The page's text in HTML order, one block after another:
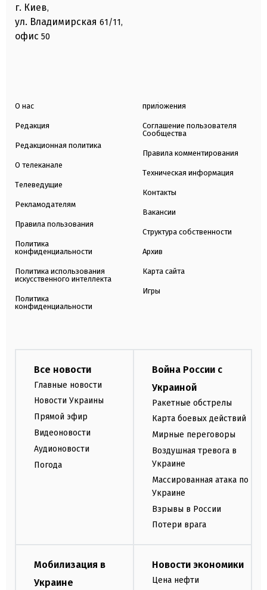
г. Киев,
ул. Владимирская 61/11,
офис 50
О нас
Редакция
Редакционная политика
О телеканале
Телеведущие
Рекламодателям
Правила пользования
Политика
конфиденциальности
Политика использования
искусственного интеллекта
Политика
конфиденциальности
приложения
Соглашение пользователя
Сообщества
Правила комментирования
Техническая информация
Контакты
Вакансии
Структура собственности
Архив
Карта сайта
Игры
Все новости
Главные новости
Новости Украины
Прямой эфир
Видеоновости
Аудионовости
Погода
Война России с
Украиной
Ракетные обстрелы
Карта боевых действий
Мирные переговоры
Воздушная тревога в
Украине
Массированная атака по
Украине
Взрывы в России
Потери врага
Мобилизация в
Украине
Новости экономики
Цена нефти